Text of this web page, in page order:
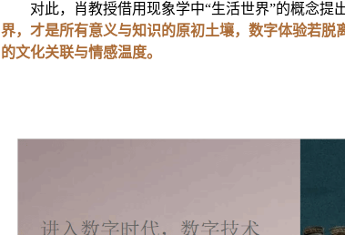
对此，肖教授借用现象学中“生活世界”的概念提
界，才是所有意义与知识的原初土壤，数字体验若
的文化关联与情感温度。